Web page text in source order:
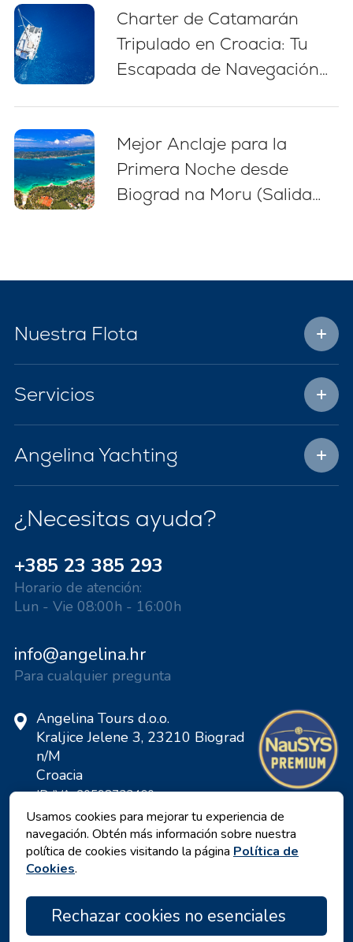
Charter de Catamarán
Tripulado en Croacia: Tu
Escapada de Navegación
Mejor Anclaje para la
Primera Noche desde
Biograd na Moru (Salida
Nuestra Flota
Servicios
Angelina Yachting
¿Necesitas ayuda?
+385 23 385 293
Horario de atención:
Lun - Vie 08:00h - 16:00h
info@angelina.hr
Para cualquier pregunta
Angelina Tours d.o.o.
Kraljice Jelene 3, 23210 Biograd
n/M
Croacia
ID IVA: 20598733460
ID: HR-AB-23-060130534, MB:
0650676
Usamos cookies para mejorar tu experiencia de
navegación. Obtén más información sobre nuestra
política de cookies visitando la página Política de
Cookies.
Rechazar cookies no esenciales